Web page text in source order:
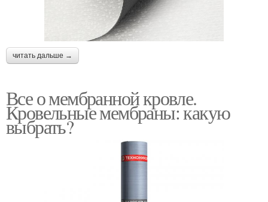
читать дальше →
Все о мембранной кровле.
Кровельные мембраны: какую
выбрать?